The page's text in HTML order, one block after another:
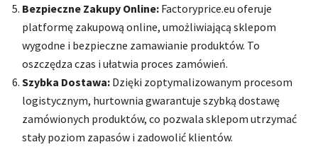
Bezpieczne Zakupy Online: Factoryprice.eu oferuje
platformę zakupową online, umożliwiającą sklepom
wygodne i bezpieczne zamawianie produktów. To
oszczędza czas i ułatwia proces zamówień.
Szybka Dostawa: Dzięki zoptymalizowanym procesom
logistycznym, hurtownia gwarantuje szybką dostawę
zamówionych produktów, co pozwala sklepom utrzymać
stały poziom zapasów i zadowolić klientów.